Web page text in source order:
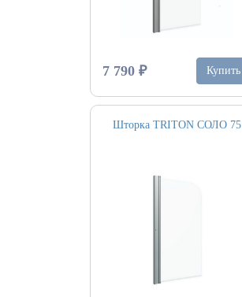
7 790 ₽ Купить
Шторка TRITON СОЛО 75